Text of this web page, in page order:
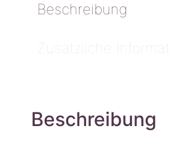
Beschreibung
Zusätzliche
Beschreibung